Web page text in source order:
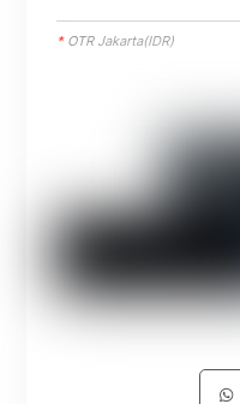
* OTR Jakarta(IDR)